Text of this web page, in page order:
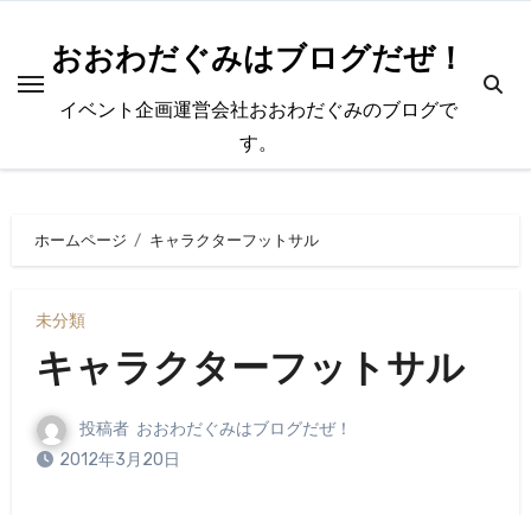
おおわだぐみはブログだぜ！
イベント企画運営会社おおわだぐみのブログで
す。
ホームページ キャラクターフットサル
未分類
キャラクターフットサル
投稿者 おおわだぐみはブログだぜ！
2012年3月20日